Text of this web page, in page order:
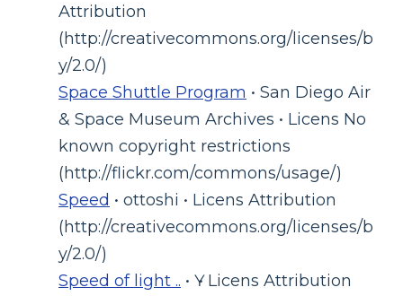
Attribution
(http://creativecommons.org/licenses/b
y/2.0/)
Space Shuttle Program • San Diego Air
& Space Museum Archives • Licens No
known copyright restrictions
(http://flickr.com/commons/usage/)
Speed • ottoshi • Licens Attribution
(http://creativecommons.org/licenses/b
y/2.0/)
Speed of light .. • Ү • Licens Attribution